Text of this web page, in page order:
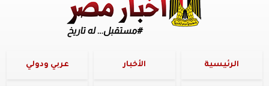
الرئيسية الأخبار عربي ودولي